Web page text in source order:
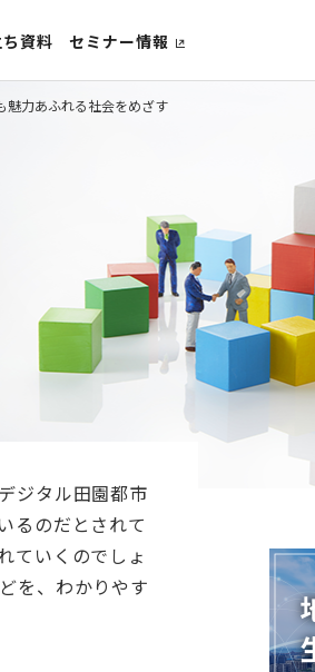
資料 セミナー情報
魅力あふれる社会をめざす
ジタル田園都市
るのだとされて
ていくのでしょ
を、わかりやす